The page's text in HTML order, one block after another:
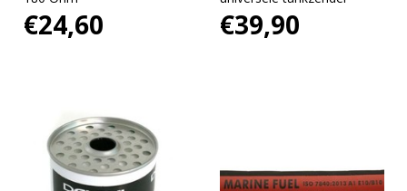
€24,60 €39,90